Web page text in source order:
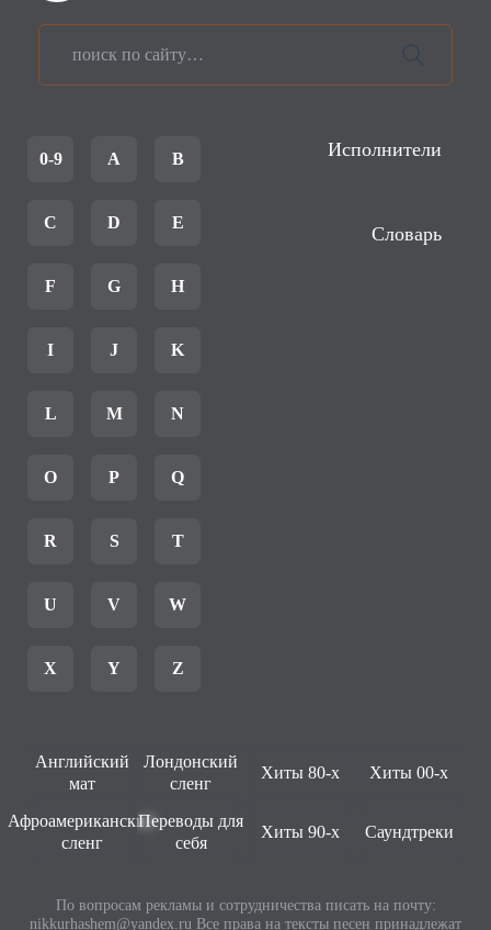
0-9 A B
C D E
F G H
I J K
L M N
O P Q
R S T
U V W
X Y Z
Исполнители
Словарь
Английский
мат
Лондонский
сленг
Хиты 80-х Хиты 00-х
Афроамериканский
сленг
Переводы для
себя
Хиты 90-х Саундтреки
По вопросам рекламы и сотрудничества писать на почту:
nikkurhashem@yandex.ru Все права на тексты песен принадлежат